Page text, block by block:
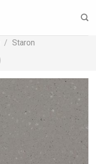
/ Staron